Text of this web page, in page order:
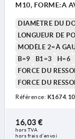
contre-écrou
M10, FORME:A
DIAMÈTRE DU
LONGUEUR DE
MODÈLE 2=À
B=9
B1=3 H=6
FORCE DU
FORCE DU
Référence:
16,03 €
hors TVA
hors frais d’envoi